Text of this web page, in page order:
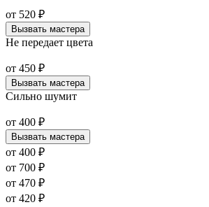
от 520 ₽
Вызвать мастера
Не передает цвета
от 450 ₽
Вызвать мастера
Сильно шумит
от 400 ₽
Вызвать мастера
от 400 ₽
от 700 ₽
от 470 ₽
от 420 ₽